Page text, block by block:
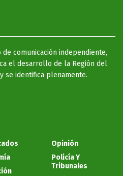
comunicación independiente,
el desarrollo de la Región del
se identifica plenamente.
Opinión
Policía Y
Tribunales